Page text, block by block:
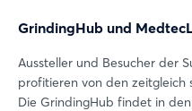
GrindingHub und
Aussteller und Besucher der
profitieren von den
Die GrindingHub findet in